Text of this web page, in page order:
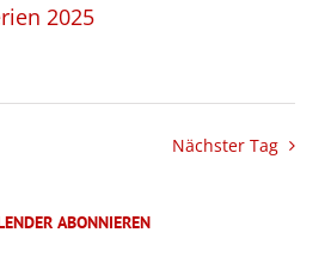
2025
Nächster Tag
ABONNIEREN